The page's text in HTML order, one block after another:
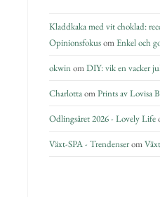
Kladdkaka med vit choklad:
OpinionsfokusomEnkel och
okwinomDIY: vik en vacker
CharlottaomPrints av Lovisa
Odlingsåret 2026 - Lovely Life
Växt-SPA - Trendenserom